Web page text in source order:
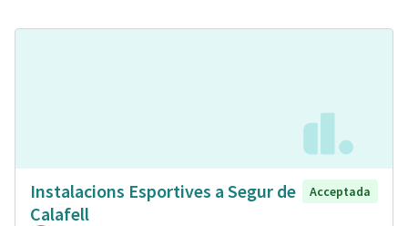
Instalacions Esportives a Segur de
Calafell
Acceptada